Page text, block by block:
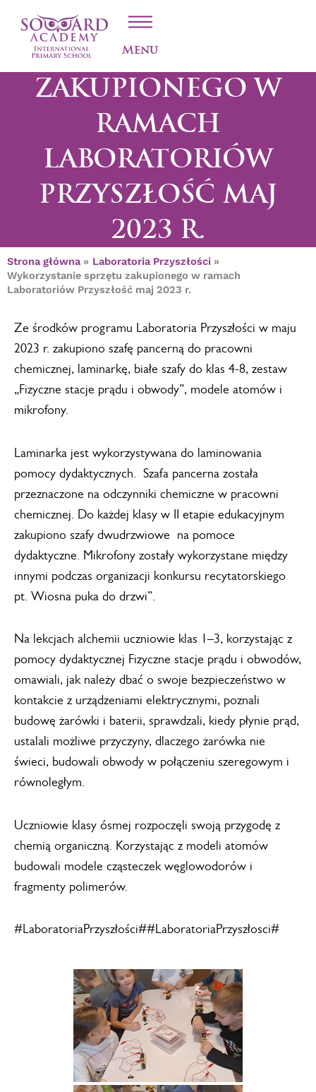
Menu
WYKORZYSTANIE
SPRZĘTU
ZAKUPIONEGO W
RAMACH
LABORATORIÓW
PRZYSZŁOŚĆ MAJ
2023 R.
Strona główna
Laboratoria Przyszłości
Wykorzystanie sprzętu zakupionego w ramach
Laboratoriów Przyszłość maj 2023 r.
Ze środków programu Laboratoria Przyszłości w maju
2023 r. zakupiono szafę pancerną do pracowni
chemicznej, laminarkę, białe szafy do klas 4-8, zestaw
„Fizyczne stacje prądu i obwody”, modele atomów i
mikrofony.
Laminarka jest wykorzystywana do laminowania
pomocy dydaktycznych. Szafa pancerna została
przeznaczone na odczynniki chemiczne w pracowni
chemicznej. Do każdej klasy w II etapie edukacyjnym
zakupiono szafy dwudrzwiowe na pomoce
dydaktyczne. Mikrofony zostały wykorzystane między
innymi podczas organizacji konkursu recytatorskiego
pt. Wiosna puka do drzwi”.
Na lekcjach alchemii uczniowie klas 1–3, korzystając z
pomocy dydaktycznej Fizyczne stacje prądu i obwodów,
omawiali, jak należy dbać o swoje bezpieczeństwo w
kontakcie z urządzeniami elektrycznymi, poznali
budowę żarówki i baterii, sprawdzali, kiedy płynie prąd,
ustalali możliwe przyczyny, dlaczego żarówka nie
świeci, budowali obwody w połączeniu szeregowym i
równoległym.
Uczniowie klasy ósmej rozpoczęli swoją przygodę z
chemią organiczną. Korzystając z modeli atomów
budowali modele cząsteczek węglowodorów i
fragmenty polimerów.
#LaboratoriaPrzyszłości##LaboratoriaPrzyszłosci#